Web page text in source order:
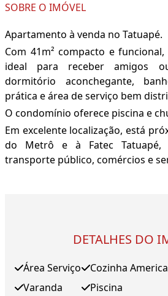
SOBRE O IMÓVEL
Apartamento à venda no Tatuapé.
Com 41m² compacto e
ideal para receber amigos
dormitório aconchegante,
prática e área de serviço bem
O condomínio oferece piscina e
Em excelente localização, está
do Metrô e à Fatec Tatuapé,
transporte público, comércios e
DETALHES DO
Área Serviço
Varanda
Cozinha
Piscina